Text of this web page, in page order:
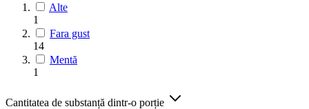
Alte
1
Fara gust
14
Mentă
1
Cantitatea de substanță dintr-o porție